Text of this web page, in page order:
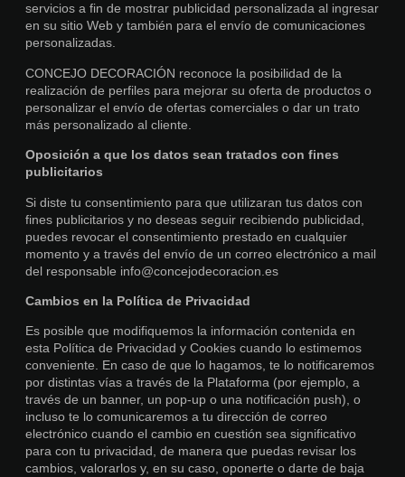
servicios a fin de mostrar publicidad personalizada al ingresar
en su sitio Web y también para el envío de comunicaciones
personalizadas.
CONCEJO DECORACIÓN reconoce la posibilidad de la
realización de perfiles para mejorar su oferta de productos o
personalizar el envío de ofertas comerciales o dar un trato
más personalizado al cliente.
Oposición a que los datos sean tratados con fines
publicitarios
Si diste tu consentimiento para que utilizaran tus datos con
fines publicitarios y no deseas seguir recibiendo publicidad,
puedes revocar el consentimiento prestado en cualquier
momento y a través del envío de un correo electrónico a mail
del responsable info@concejodecoracion.es
Cambios en la Política de Privacidad
Es posible que modifiquemos la información contenida en
esta Política de Privacidad y Cookies cuando lo estimemos
conveniente. En caso de que lo hagamos, te lo notificaremos
por distintas vías a través de la Plataforma (por ejemplo, a
través de un banner, un pop-up o una notificación push), o
incluso te lo comunicaremos a tu dirección de correo
electrónico cuando el cambio en cuestión sea significativo
para con tu privacidad, de manera que puedas revisar los
cambios, valorarlos y, en su caso, oponerte o darte de baja